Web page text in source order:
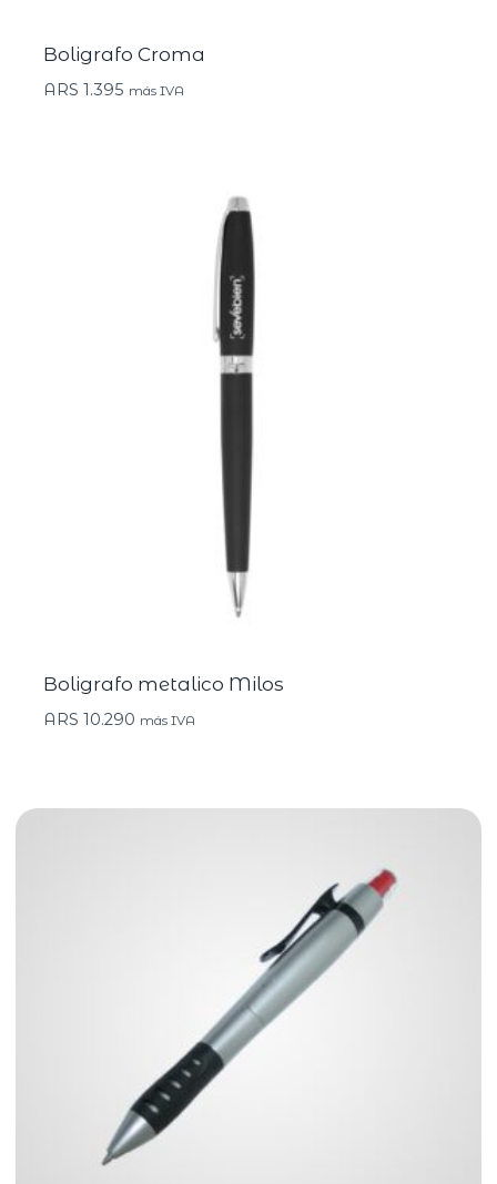
Boligrafo Croma
ARS 1.395 más IVA
Boligrafo metalico Milos
ARS 10.290 más IVA